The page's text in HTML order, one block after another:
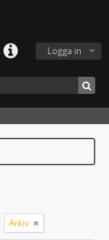
Logga in
Arkiv